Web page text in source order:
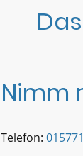
Nimm
Telefon: